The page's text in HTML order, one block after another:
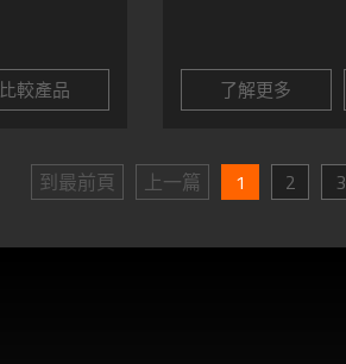
比較產品 了解更多
到最前頁 上一篇 1 2 3